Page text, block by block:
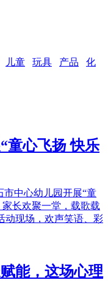
儿童 玩具 产品
化
童心飞扬 快乐
市中心幼儿园开展“童
长欢聚一堂，载歌载
动现场，欢声笑语、彩
能，这场心理